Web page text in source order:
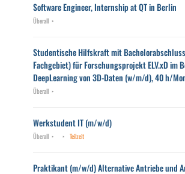
Software Engineer, Internship at QT in Berlin
Überall
Studentische Hilfskraft mit
Fachgebiet) für Forschungsprojekt ELV.xD im
DeepLearning von 3D-Daten (w/m/d), 40 h/
Überall
Werkstudent IT (m/w/d)
Überall Teilzeit
Praktikant (m/w/d) Alternative Antriebe und